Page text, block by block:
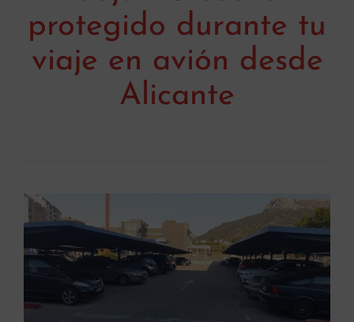
protegido durante tu
viaje en avión desde
Alicante